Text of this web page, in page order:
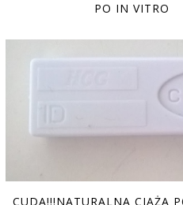
PO IN VITRO
CUDA!!!NATURALNA CIĄŻA